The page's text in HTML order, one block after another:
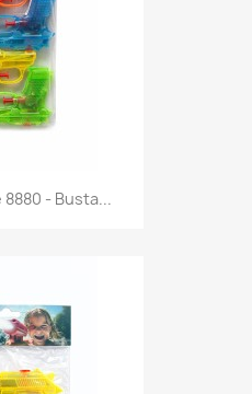
8880 - Busta...